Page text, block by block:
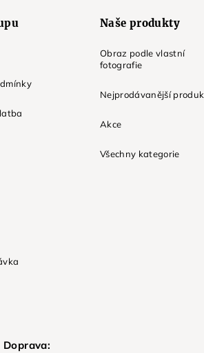
Naše produkty
Obraz podle vlastní
fotografie
Nejprodávanější
Akce
Všechny kategorie
Doprava: